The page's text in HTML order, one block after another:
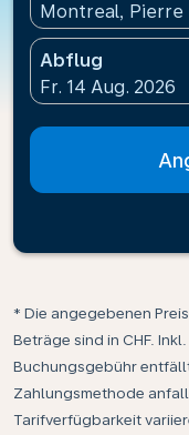
Montreal, Pierre
Abflug
fc-booking-
Fr. 14 Aug. 2026
* Die angegebenen
Beträge sind in CHF.
Buchungsgebühr
Zahlungsmethode
Tarifverfügbarkeit